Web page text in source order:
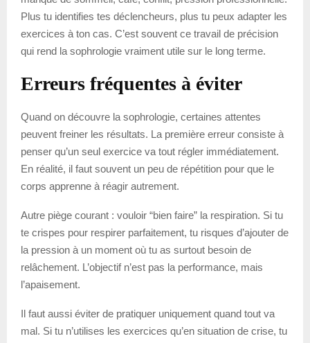
Plus tu identifies tes déclencheurs, plus tu peux adapter les
exercices à ton cas. C’est souvent ce travail de précision
qui rend la sophrologie vraiment utile sur le long terme.
Erreurs fréquentes à éviter
Quand on découvre la sophrologie, certaines attentes
peuvent freiner les résultats. La première erreur consiste à
penser qu’un seul exercice va tout régler immédiatement.
En réalité, il faut souvent un peu de répétition pour que le
corps apprenne à réagir autrement.
Autre piège courant : vouloir “bien faire” la respiration. Si tu
te crispes pour respirer parfaitement, tu risques d’ajouter de
la pression à un moment où tu as surtout besoin de
relâchement. L’objectif n’est pas la performance, mais
l’apaisement.
Il faut aussi éviter de pratiquer uniquement quand tout va
mal. Si tu n’utilises les exercices qu’en situation de crise, tu